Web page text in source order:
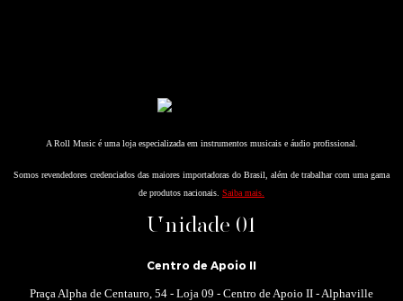
A Roll Music é uma loja especializada em instrumentos musicais e áudio profissional.
Somos revendedores credenciados das maiores importadoras do Brasil, além de trabalhar com uma gama
de produtos nacionais. Saiba mais.
Unidade 01
Centro de Apoio II
Praça Alpha de Centauro, 54 - Loja 09 - Centro de Apoio II - Alphaville